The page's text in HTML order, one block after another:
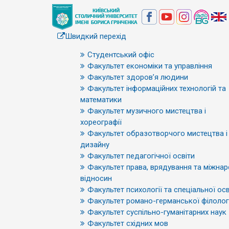
Швидкий перехід
Студентський офіс
Факультет економіки та управління
Факультет здоров’я людини
Факультет інформаційних технологій та
математики
Факультет музичного мистецтва і
хореографії
Факультет образотворчого мистецтва і
дизайну
Факультет педагогічної освіти
Факультет права, врядування та
відносин
Факультет психології та спеціальної
Факультет романо-германської
Факультет суспільно-гуманітарних наук
Факультет східних мов